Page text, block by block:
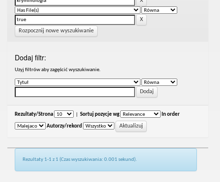
Rozpocznij nowe wyszukiwanie
Dodaj filtr:
Uzyj filtrów aby zagęścić wyszukiwanie.
Rezultaty/Strona Sortuj pozycje wg In order
Autorzy/rekord
Rezultaty 1-1 z 1 (Czas wyszukiwania: 0.001 sekund).